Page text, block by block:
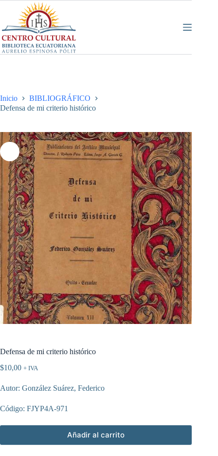
contenido
Inicio
BIBLIOGRÁFICO
Defensa de mi criterio histórico
Defensa de mi criterio histórico
$10,00 + IVA
Autor: González Suárez, Federico
Código: FJYP4A-971
Añadir al carrito